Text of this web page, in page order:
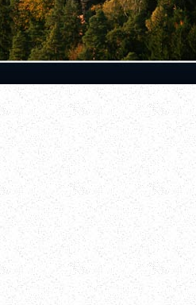
Sächsische Schweiz -